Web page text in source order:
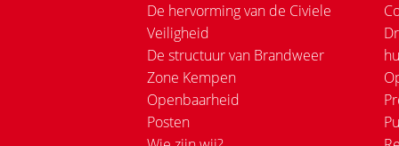
De hervorming van de Civiele
Veiligheid
De structuur van Brandweer
Zone Kempen
Openbaarheid
Posten